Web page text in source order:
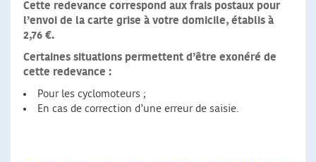
Cette redevance correspond aux frais postaux pour
l’envoi de la carte grise à votre domicile, établis à
2,76 €.
Certaines situations permettent d’être exonéré de
cette redevance :
Pour les cyclomoteurs ;
En cas de correction d’une erreur de saisie.